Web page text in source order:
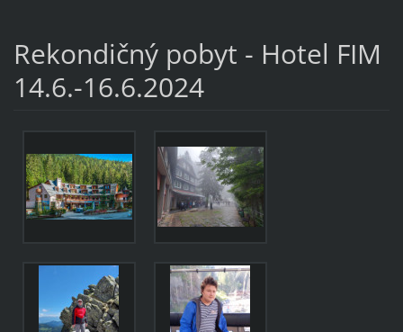
Rekondičný pobyt - Hotel FIM
14.6.-16.6.2024